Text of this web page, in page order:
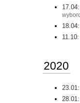
17.04:
18.04:
11.10:
2020
23.01:
28.01: